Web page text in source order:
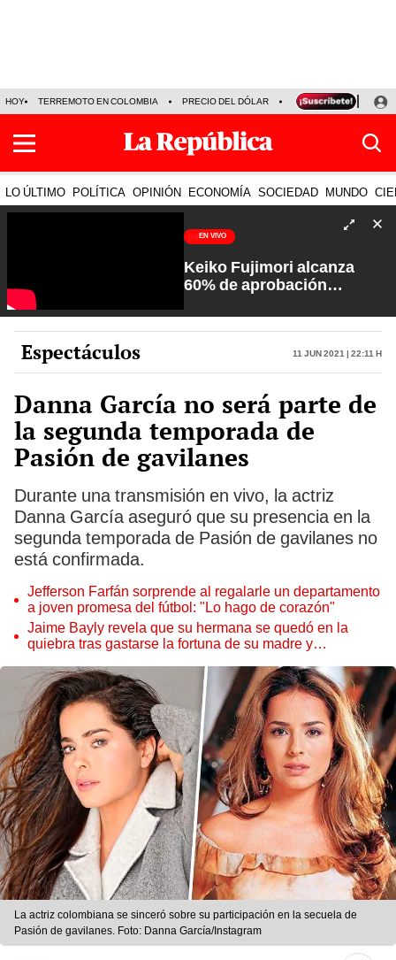
HOY TERREMOTO EN COLOMBIA PRECIO DEL DÓLAR KEIKO FUJIMORI
LO ÚLTIMO POLÍTICA OPINIÓN ECONOMÍA SOCIEDAD MUNDO
EN VIVO
Keiko Fujimori alcanza
60% de aprobación
Rosa María Palacios
Espectáculos 11 Jun 2021 | 22:11 h
Danna García no será parte de
la segunda temporada de
Pasión de gavilanes
Durante una transmisión en vivo, la actriz
Danna García aseguró que su presencia en la
segunda temporada de Pasión de gavilanes no
está confirmada.
Jefferson Farfán sorprende al regalarle un departamento
a joven promesa del fútbol: "Lo hago de corazón"
Jaime Bayly revela que su hermana se quedó en la
quiebra tras gastarse la fortuna de su madre y
La actriz colombiana se sinceró sobre su participación en la secuela de
Pasión de gavilanes. Foto: Danna García/Instagram